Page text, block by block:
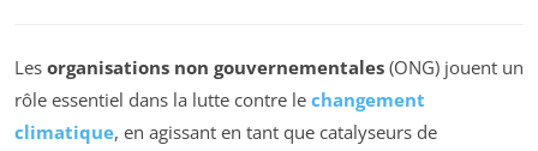
Les organisations non gouvernementales (ONG) jouent un
rôle essentiel dans la lutte contre le changement
climatique, en agissant en tant que catalyseurs de